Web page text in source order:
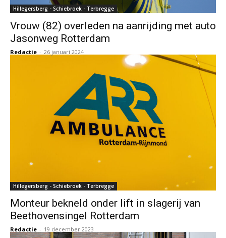
Hillegersberg - Schiebroek - Terbregge
Vrouw (82) overleden na aanrijding met auto
Jasonweg Rotterdam
Redactie - 26 januari 2024
Hillegersberg - Schiebroek - Terbregge
Monteur bekneld onder lift in slagerij van
Beethovensingel Rotterdam
Redactie - 19 december 2023